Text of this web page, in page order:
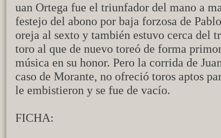
uan Ortega fue el triunfador del mano a
festejo del abono por baja forzosa de
oreja al sexto y también estuvo cerca del
toro al que de nuevo toreó de forma
música en su honor. Pero la corrida de
caso de Morante, no ofreció toros aptos
le embistieron y se fue de vacío.
FICHA: